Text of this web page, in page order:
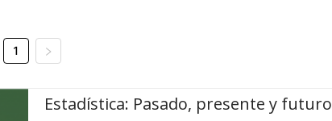
1
Estadística: Pasado, presente y futuro